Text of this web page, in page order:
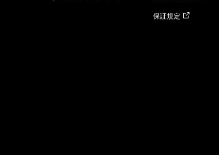
保証規定